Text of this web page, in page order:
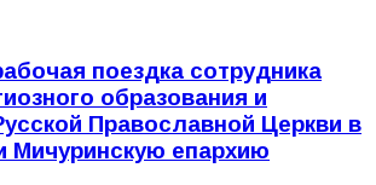
поездка сотрудника
образования и
Православной Церкви в
Мичуринскую епархию